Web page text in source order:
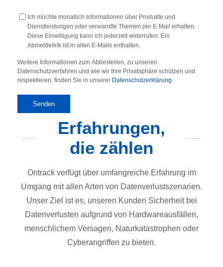
Ich möchte monatlich Informationen über Produkte und
Dienstleistungen oder verwandte Themen per E-Mail erhalten.
Diese Einwilligung kann ich jederzeit widerrufen. Ein
Abmeldelink ist in allen E-Mails enthalten.
Weitere Informationen zum Abbestellen, zu unseren
Datenschutzverfahren und wie wir Ihre Privatsphäre schützen und
respektieren, finden Sie in unserer Datenschutzerklärung.
Erfahrungen,
die zählen
Ontrack verfügt über umfangreiche Erfahrung im
Umgang mit allen Arten von Datenverlustszenarien.
Unser Ziel ist es, unseren Kunden Sicherheit bei
Datenverlusten aufgrund von Hardwareausfällen,
menschlichem Versagen, Naturkatastrophen oder
Cyberangriffen zu bieten.